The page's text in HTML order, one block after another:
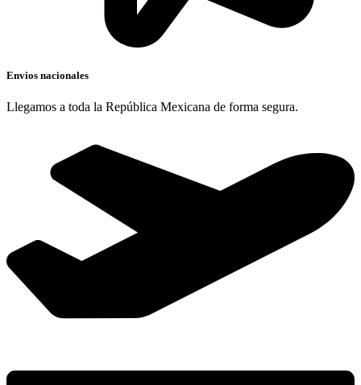
Envios nacionales
Llegamos a toda la República Mexicana de forma segura.